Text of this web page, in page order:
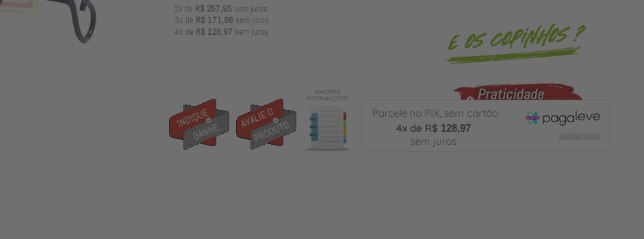
2x de R$ 257,95 sem juros
3x de R$ 171,96 sem juros
4x de R$ 128,97 sem juros
128,97